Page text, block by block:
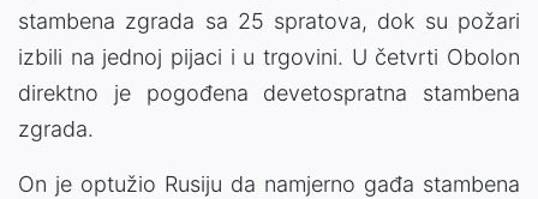
stambena zgrada sa 25 spratova, dok su požari
izbili na jednoj pijaci i u trgovini. U četvrti Obolon
direktno je pogođena devetospratna stambena
zgrada.
On je optužio Rusiju da namjerno gađa stambena